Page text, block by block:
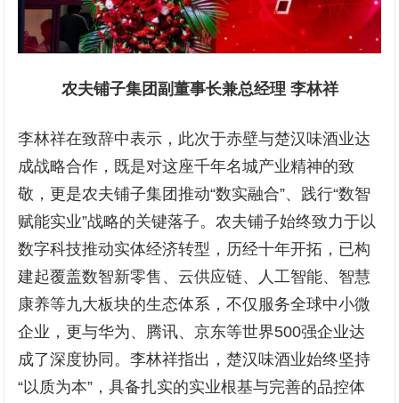
农夫铺子集团副董事长兼总经理 李林祥
李林祥在致辞中表示，此次于赤壁与楚汉味酒业达
成战略合作，既是对这座千年名城产业精神的致
敬，更是农夫铺子集团推动“数实融合”、践行“数智
赋能实业”战略的关键落子。农夫铺子始终致力于以
数字科技推动实体经济转型，历经十年开拓，已构
建起覆盖数智新零售、云供应链、人工智能、智慧
康养等九大板块的生态体系，不仅服务全球中小微
企业，更与华为、腾讯、京东等世界500强企业达
成了深度协同。李林祥指出，楚汉味酒业始终坚持
“以质为本”，具备扎实的实业根基与完善的品控体